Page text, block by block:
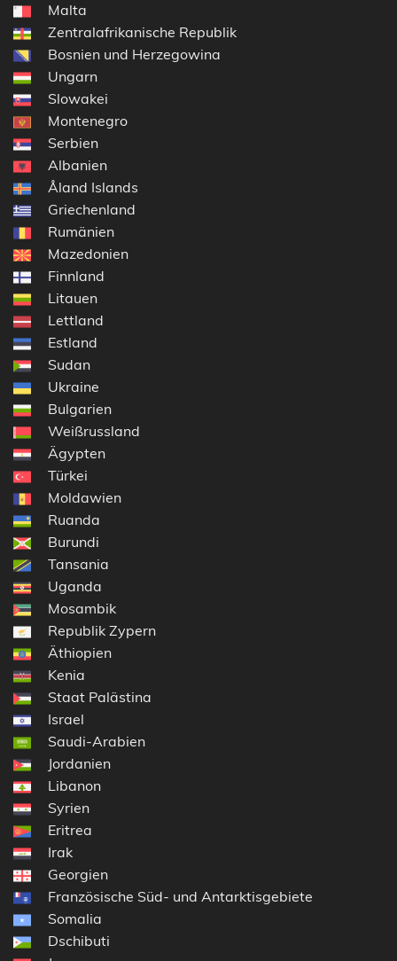
Malta
Zentralafrikanische Republik
Bosnien und Herzegowina
Ungarn
Slowakei
Montenegro
Serbien
Albanien
Åland Islands
Griechenland
Rumänien
Mazedonien
Finnland
Litauen
Lettland
Estland
Sudan
Ukraine
Bulgarien
Weißrussland
Ägypten
Türkei
Moldawien
Ruanda
Burundi
Tansania
Uganda
Mosambik
Republik Zypern
Äthiopien
Kenia
Staat Palästina
Israel
Saudi-Arabien
Jordanien
Libanon
Syrien
Eritrea
Irak
Georgien
Französische Süd- und Antarktisgebiete
Somalia
Dschibuti